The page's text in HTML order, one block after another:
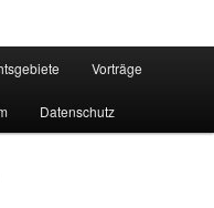
Vorträge
Datenschutz